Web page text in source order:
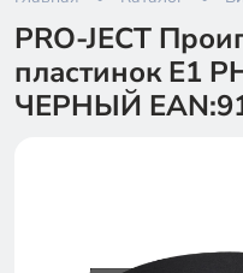
PRO-JECT
пластинок Е1
ЧЕРНЫЙ